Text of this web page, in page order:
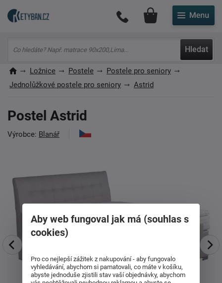
Hledat
Můj účet
Ložnice Postele
Postele pro seniory
Jednolůžkové postele pro seniory
Astrid
Postel Astrid
Výrobce: Blanář
Aby web fungoval jak má (souhlas s
cookies)
Pro co nejlepší zážitek z nakupování - aby fungovalo
vyhledávání, abychom si pamatovali, co máte v košíku,
abyste jednoduše zjistili stav vaší objednávky, abychom